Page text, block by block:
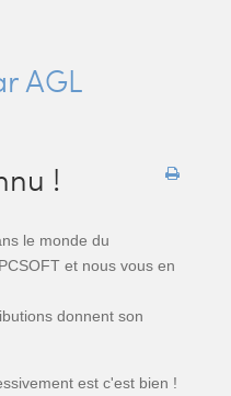
AGL
!
le monde du
et nous vous en
donnent son
est c'est bien !